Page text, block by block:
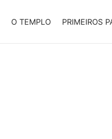
O TEMPLO PRIMEIROS